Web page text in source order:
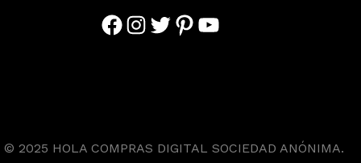
Facebook
Instagram
Twitter
Pinterest
© 2025 HOLA COMPRAS DIGITAL SOCIEDAD ANÓNIMA.